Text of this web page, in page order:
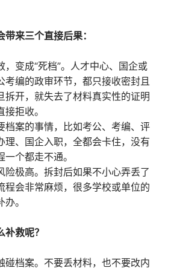
来三个直接后果：
，变成“死档”。人才中心、国企或
考编的政审环节，都只接收密封且
拆开，就失去了材料真实性的证明
拒收。
档案的事情，比如考公、考编、评
理、国企入职，全都会卡住，没有
个都走不通。
险极高。拆封后如果不小心弄丢了
程会非常麻烦，很多学校或单位的
。
救呢？
碰档案。不要丢材料，也不要改内